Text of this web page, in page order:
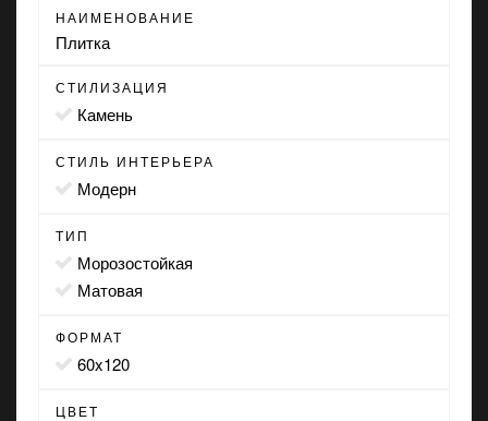
НАИМЕНОВАНИЕ
Плитка
СТИЛИЗАЦИЯ
камень
СТИЛЬ ИНТЕРЬЕРА
модерн
ТИП
морозостойкая
матовая
ФОРМАТ
60x120
ЦВЕТ